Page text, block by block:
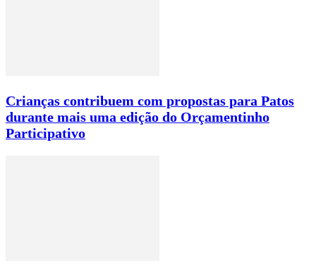
Crianças contribuem com propostas para Patos
durante mais uma edição do Orçamentinho
Participativo